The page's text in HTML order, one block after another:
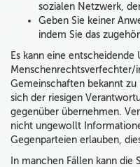
sozialen Netzwerk,
Geben Sie keiner
indem Sie das
Es kann eine entscheidende
Menschenrechtsverfechter/
Gemeinschaften bekannt zu
sich der riesigen
gegenüber übernehmen.
nicht ungewollt
Gegenparteien erlauben,
In manchen Fällen kann